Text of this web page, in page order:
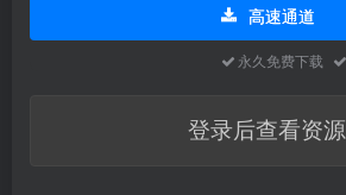
高速通道
永久免费下载
登录后查看资源